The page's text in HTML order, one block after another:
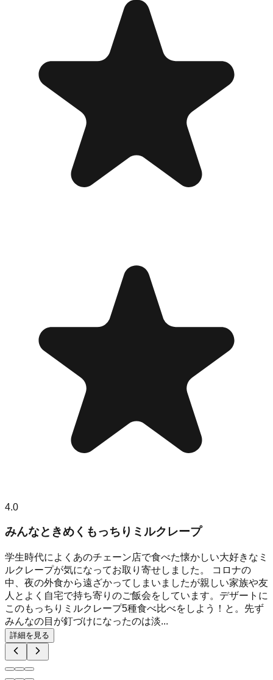
4.0
みんなときめくもっちりミルクレープ
学生時代によくあのチェーン店で食べた懐かしい大好きなミ
ルクレープが気になってお取り寄せしました。 コロナの
中、夜の外食から遠ざかってしまいましたが親しい家族や友
人とよく自宅で持ち寄りのご飯会をしています。デザートに
このもっちりミルクレープ5種食べ比べをしよう！と。先ず
みんなの目が釘づけになったのは淡...
詳細を見る